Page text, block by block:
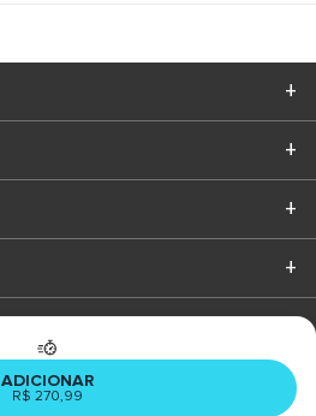
ADICIONAR
R$ 270,99
BAIXE O APP